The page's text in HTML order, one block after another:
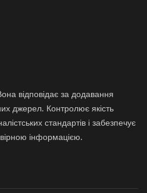
відповідає за додавання
джерел. Контролює якість
стандартів і забезпечує
інформацією.